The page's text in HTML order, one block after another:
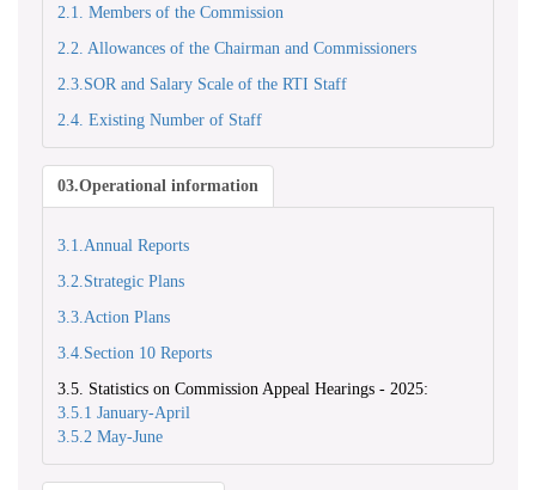
2.1. Members of the Commission
2.2. Allowances of the Chairman and Commissioners
2.3.SOR and Salary Scale of the RTI Staff
2.4. Existing Number of Staff
03.Operational information
3.1.Annual Reports
3.2.Strategic Plans
3.3.Action Plans
3.4.Section 10 Reports
3.5. Statistics on Commission Appeal Hearings - 2025:
3.5.1 January-April
3.5.2 May-June